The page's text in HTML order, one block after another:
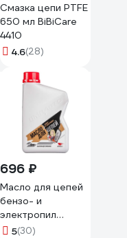
Смазка цепи PTFE
650 мл BiBiCare
4410
4.6(28)
696 ₽
Масло для цепей
бензо- и
электропил
минеральное
5(30)